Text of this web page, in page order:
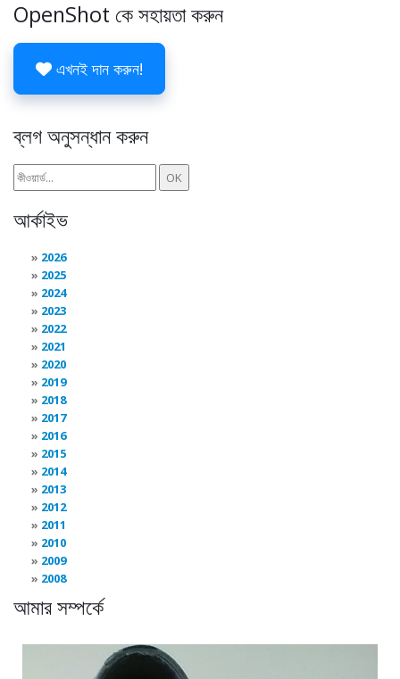
OpenShot কে সহায়তা করুন
এখনই দান করুন!
ব্লগ অনুসন্ধান করুন
আর্কাইভ
2026
2025
2024
2023
2022
2021
2020
2019
2018
2017
2016
2015
2014
2013
2012
2011
2010
2009
2008
আমার সম্পর্কে